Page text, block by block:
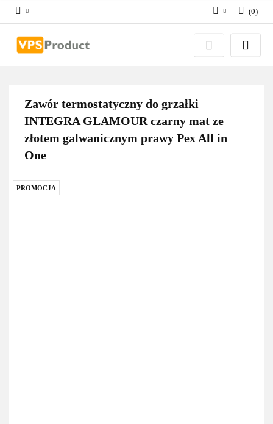
Zaloguj się
Zarejestruj się
(0)
Zawór termostatyczny do grzałki
INTEGRA GLAMOUR czarny mat ze
złotem galwanicznym prawy Pex All in
One
PROMOCJA